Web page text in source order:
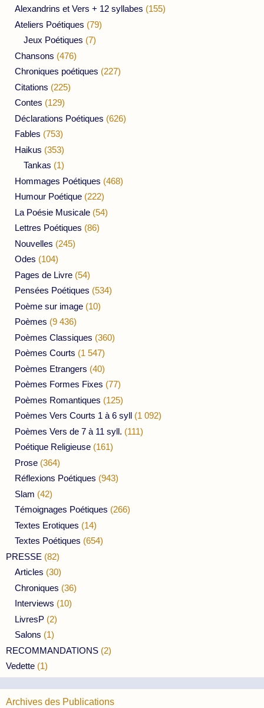
Alexandrins et Vers + 12 syllabes (155)
Ateliers Poétiques (79)
Jeux Poétiques (7)
Chansons (476)
Chroniques poétiques (227)
Citations (225)
Contes (129)
Déclarations Poétiques (626)
Fables (753)
Haikus (353)
Tankas (1)
Hommages Poétiques (468)
Humour Poétique (222)
La Poésie Musicale (54)
Lettres Poétiques (86)
Nouvelles (245)
Odes (104)
Pages de Livre (54)
Pensées Poétiques (534)
Poème sur image (10)
Poèmes (9 436)
Poèmes Classiques (360)
Poèmes Courts (1 547)
Poèmes Etrangers (40)
Poèmes Formes Fixes (77)
Poèmes Romantiques (125)
Poèmes Vers Courts 1 à 6 syll (1 092)
Poèmes Vers de 7 à 11 syll. (111)
Poétique Religieuse (161)
Prose (364)
Réflexions Poétiques (943)
Slam (42)
Témoignages Poétiques (266)
Textes Erotiques (14)
Textes Poétiques (654)
PRESSE (82)
Articles (30)
Chroniques (36)
Interviews (10)
LivresP (2)
Salons (1)
RECOMMANDATIONS (2)
Vedette (1)
Archives des Publications